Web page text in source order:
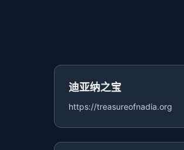
迪亚纳之宝
https://treasureofnadia.org